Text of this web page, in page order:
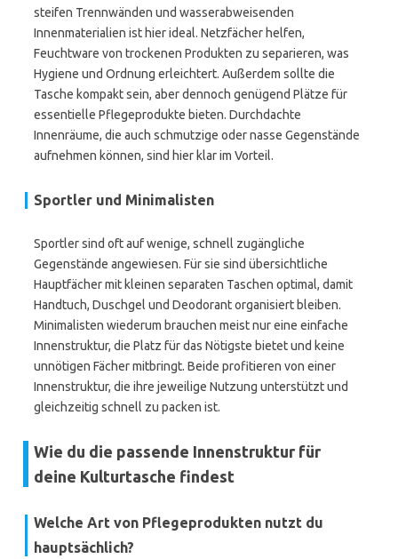
steifen Trennwänden und wasserabweisenden
Innenmaterialien ist hier ideal. Netzfächer helfen,
Feuchtware von trockenen Produkten zu separieren, was
Hygiene und Ordnung erleichtert. Außerdem sollte die
Tasche kompakt sein, aber dennoch genügend Plätze für
essentielle Pflegeprodukte bieten. Durchdachte
Innenräume, die auch schmutzige oder nasse Gegenstände
aufnehmen können, sind hier klar im Vorteil.
Sportler und Minimalisten
Sportler sind oft auf wenige, schnell zugängliche
Gegenstände angewiesen. Für sie sind übersichtliche
Hauptfächer mit kleinen separaten Taschen optimal, damit
Handtuch, Duschgel und Deodorant organisiert bleiben.
Minimalisten wiederum brauchen meist nur eine einfache
Innenstruktur, die Platz für das Nötigste bietet und keine
unnötigen Fächer mitbringt. Beide profitieren von einer
Innenstruktur, die ihre jeweilige Nutzung unterstützt und
gleichzeitig schnell zu packen ist.
Wie du die passende Innenstruktur für
deine Kulturtasche findest
Welche Art von Pflegeprodukten nutzt du
hauptsächlich?